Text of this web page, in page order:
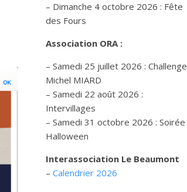
– Dimanche 4 octobre 2026 : Fête
des Fours
Association ORA :
– Samedi 25 juillet 2026 : Challenge
Michel MIARD
– Samedi 22 août 2026 :
Intervillages
– Samedi 31 octobre 2026 : Soirée
Halloween
Interassociation Le Beaumont
– Calendrier 2026